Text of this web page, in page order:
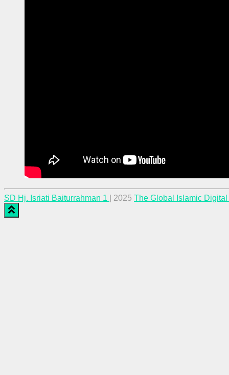
SD Hj. Isriati Baiturrahman 1 | 2025 The Global Islamic